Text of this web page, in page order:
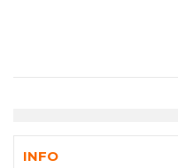
INFO